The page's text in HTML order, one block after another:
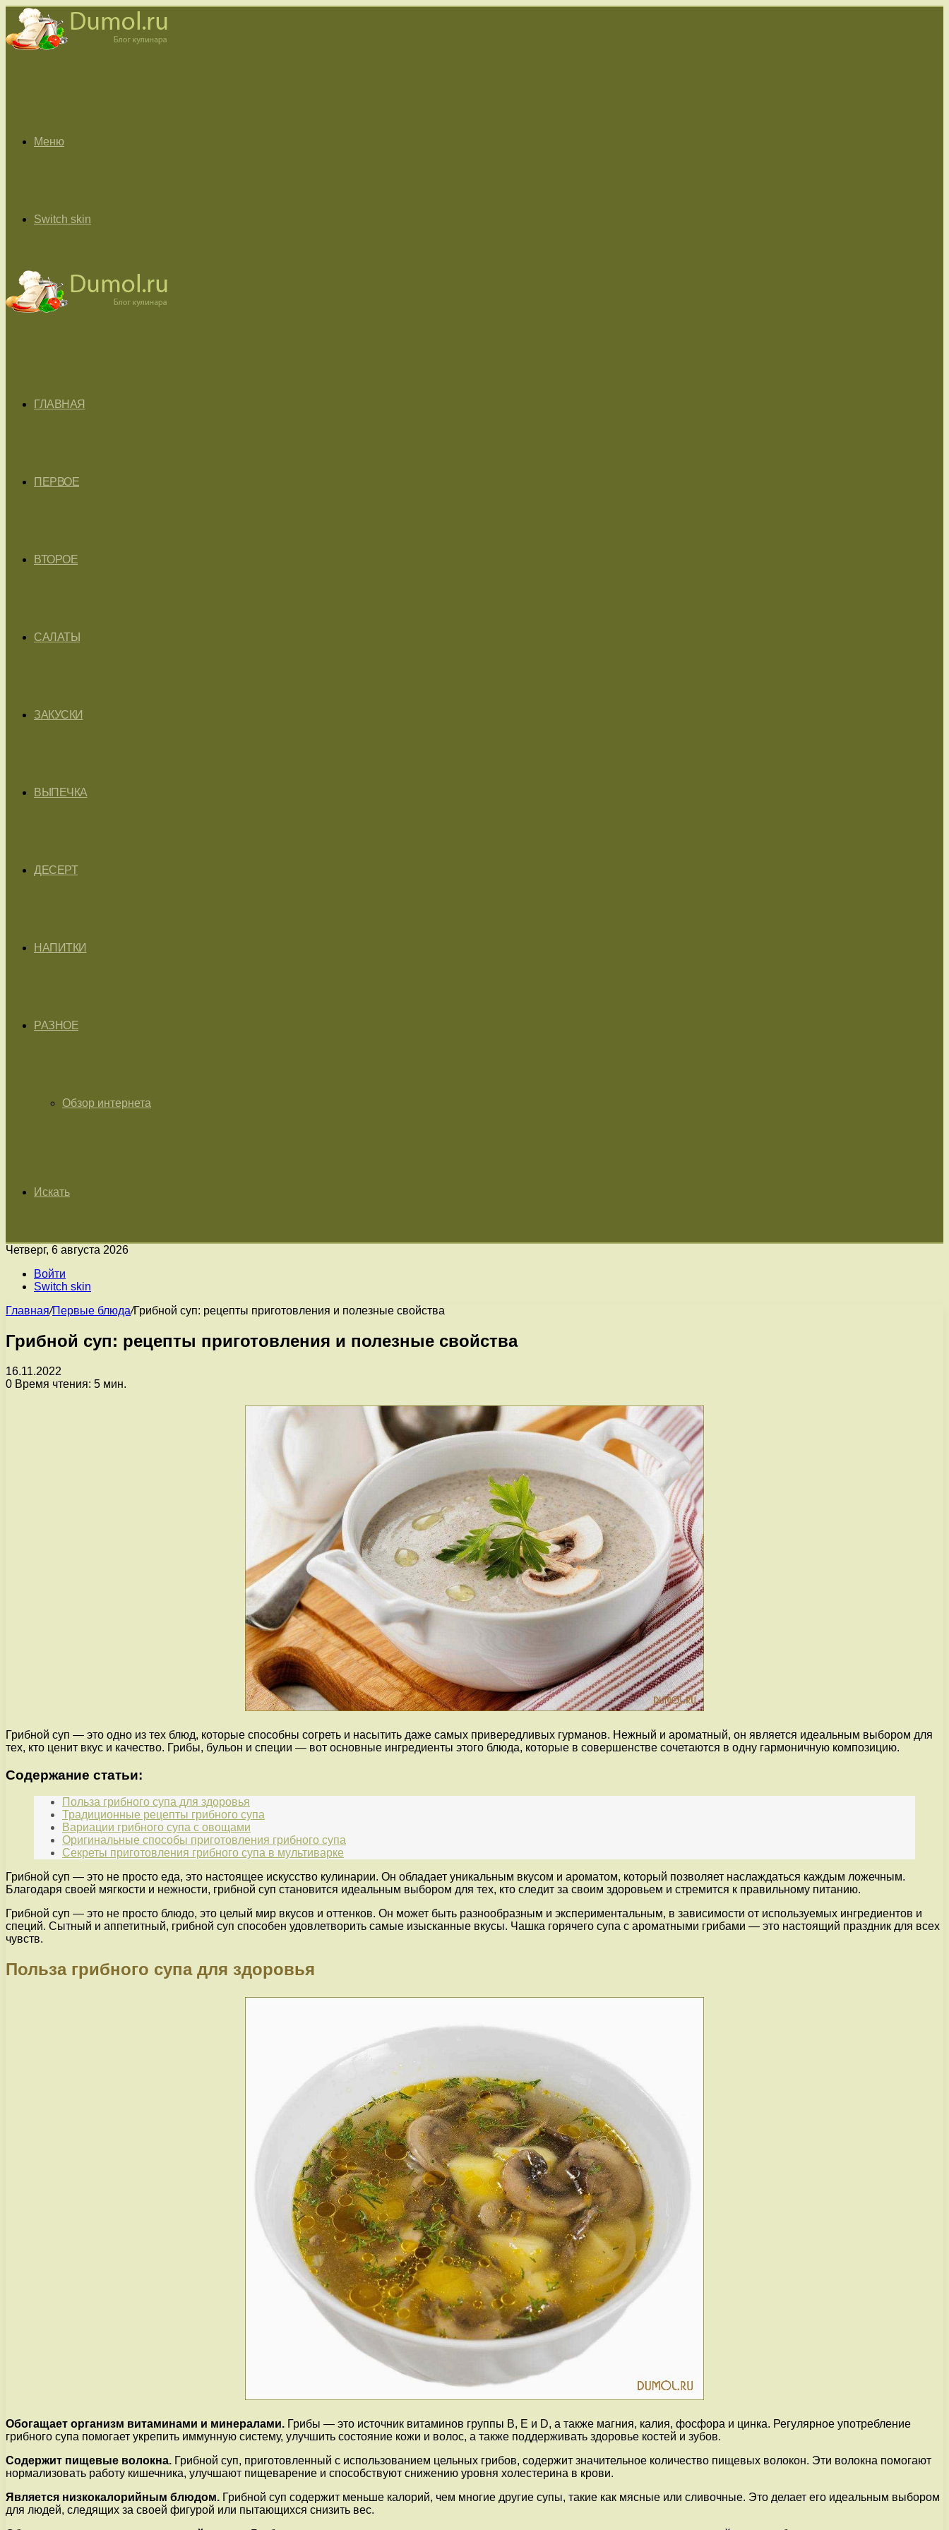
Меню
Switch skin
ГЛАВНАЯ
ПЕРВОЕ
ВТОРОЕ
САЛАТЫ
ЗАКУСКИ
ВЫПЕЧКА
ДЕСЕРТ
НАПИТКИ
РАЗНОЕ
Обзор интернета
Искать
Четверг, 6 августа 2026
Войти
Switch skin
Главная/Первые блюда/Грибной суп: рецепты приготовления и полезные свойства
Грибной суп: рецепты приготовления и полезные свойства
16.11.2022
0 Время чтения: 5 мин.
Грибной суп — это одно из тех блюд, которые способны согреть и насытить даже самых привередливых гурманов. Нежный и ароматный, он является идеальным выбором для
тех, кто ценит вкус и качество. Грибы, бульон и специи — вот основные ингредиенты этого блюда, которые в совершенстве сочетаются в одну гармоничную композицию.
Содержание статьи:
Польза грибного супа для здоровья
Традиционные рецепты грибного супа
Вариации грибного супа с овощами
Оригинальные способы приготовления грибного супа
Секреты приготовления грибного супа в мультиварке
Грибной суп — это не просто еда, это настоящее искусство кулинарии. Он обладает уникальным вкусом и ароматом, который позволяет наслаждаться каждым ложечным.
Благодаря своей мягкости и нежности, грибной суп становится идеальным выбором для тех, кто следит за своим здоровьем и стремится к правильному питанию.
Грибной суп — это не просто блюдо, это целый мир вкусов и оттенков. Он может быть разнообразным и экспериментальным, в зависимости от используемых ингредиентов и
специй. Сытный и аппетитный, грибной суп способен удовлетворить самые изысканные вкусы. Чашка горячего супа с ароматными грибами — это настоящий праздник для всех
чувств.
Польза грибного супа для здоровья
Обогащает организм витаминами и минералами. Грибы — это источник витаминов группы В, Е и D, а также магния, калия, фосфора и цинка. Регулярное употребление
грибного супа помогает укрепить иммунную систему, улучшить состояние кожи и волос, а также поддерживать здоровье костей и зубов.
Содержит пищевые волокна. Грибной суп, приготовленный с использованием цельных грибов, содержит значительное количество пищевых волокон. Эти волокна помогают
нормализовать работу кишечника, улучшают пищеварение и способствуют снижению уровня холестерина в крови.
Является низкокалорийным блюдом. Грибной суп содержит меньше калорий, чем многие другие супы, такие как мясные или сливочные. Это делает его идеальным выбором
для людей, следящих за своей фигурой или пытающихся снизить вес.